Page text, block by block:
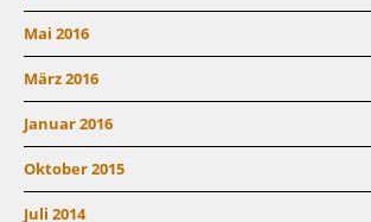
Mai 2016
März 2016
Januar 2016
Oktober 2015
Juli 2014